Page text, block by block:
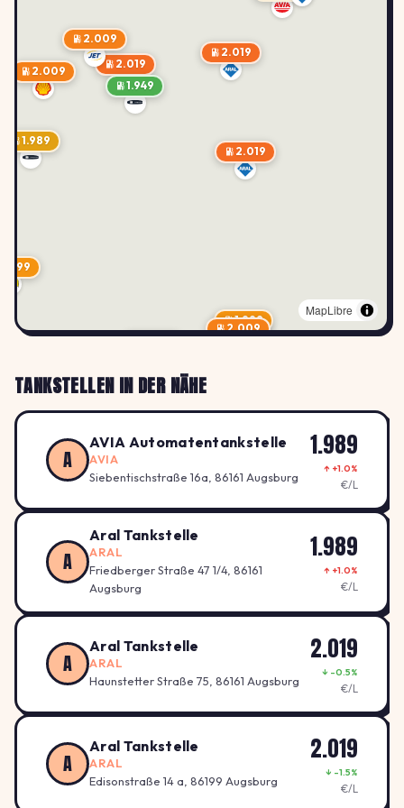
2.019
2.019
2.019
1.999
1.949
1.999
2.009
1.989
2.009
2.009
MapLibre
TANKSTELLEN IN DER NÄHE
A
AVIA Automatentankstelle
AVIA
Siebentischstraße 16a, 86161 Augsburg
1.989
↑ +1.0%
€/L
A
Aral Tankstelle
ARAL
Friedberger Straße 47 1/4, 86161
Augsburg
1.989
↑ +1.0%
€/L
A
Aral Tankstelle
ARAL
Haunstetter Straße 75, 86161 Augsburg
2.019
↓ -0.5%
€/L
A
Aral Tankstelle
ARAL
Edisonstraße 14 a, 86199 Augsburg
2.019
↓ -1.5%
€/L